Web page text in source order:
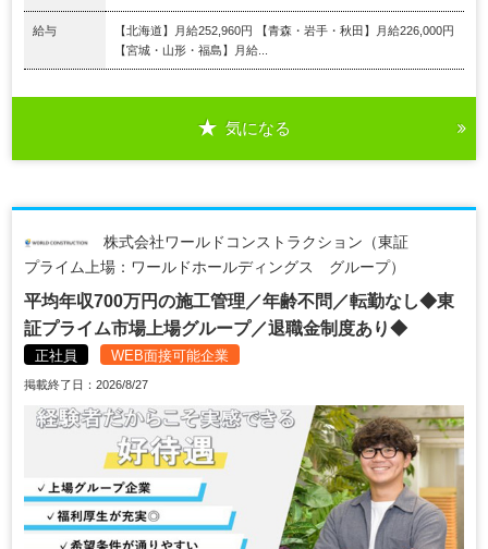
給与
【北海道】月給252,960円 【青森・岩手・秋田】月給226,000円
【宮城・山形・福島】月給...
気になる
株式会社ワールドコンストラクション（東証
プライム上場：ワールドホールディングス グループ）
平均年収700万円の施工管理／年齢不問／転勤なし◆東
証プライム市場上場グループ／退職金制度あり◆
正社員 WEB面接可能企業
掲載終了日：2026/8/27